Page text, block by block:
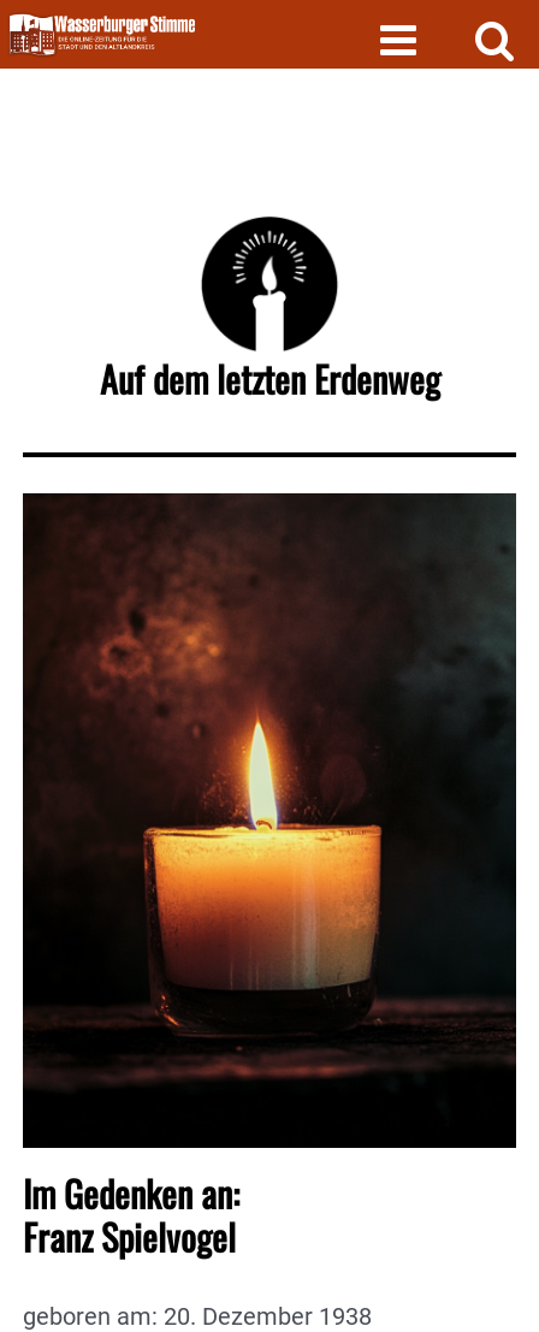
Skip
to
content
Auf dem letzten Erdenweg
Im Gedenken an:
Franz Spielvogel
geboren am: 20. Dezember 1938